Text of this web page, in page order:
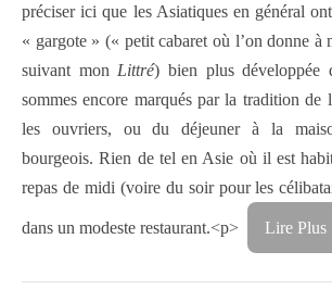
préciser ici que les Asiatiques en général
« gargote » (« petit cabaret où l’on donne à
suivant mon Littré) bien plus développée
sommes encore marqués par la tradition de
les ouvriers, ou du déjeuner à la
bourgeois. Rien de tel en Asie où il est
repas de midi (voire du soir pour les
dans un modeste restaurant.<p> Lire Plus